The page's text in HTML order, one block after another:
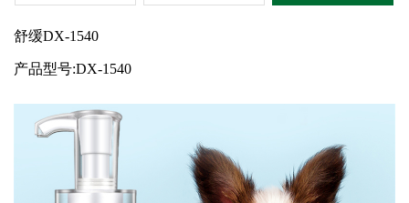
舒缓DX-1540
产品型号:DX-1540